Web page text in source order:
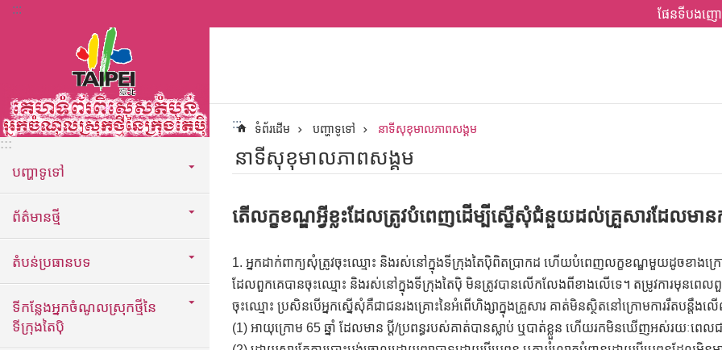
ទៅកាន់មាតិកាប្លុកមាតិកាសំខាន់
::: ផែនទីបងញោ
:::
បញ្ហាទូទៅ
ព័ត៌មានថ្មី
តំបន់ប្រធានបទ
ទីកន្លែងអ្នកចំណូលស្រុកថ្មីនៃ
ទីក្រុងតៃប៉ិ
::: ទំព័រដើម បញ្ហាទូទៅ នាទីសុខុមាលភាពសង្គម
នាទីសុខុមាលភាពសង្គម
តើលក្ខខណ្ឌអ្វីខ្លះដែលត្រូវបំពេញដើម្បីស្នើសុំជំនួយដល់គ្រួសារដែលម
1. អ្នកដាក់ពាក្យសុំត្រូវចុះឈ្មោះ និងរស់នៅក្នុងទីក្រុងតៃប៉ិពិតប្រាកដ ហើយបំពេញលក្ខខណ្ឌមួយដូចខាងក្
ដែលពួកគេបានចុះឈ្មោះ និងរស់នៅក្នុងទីក្រុងតៃប៉ិ មិនត្រូវបានលើកលែងពីខាងលើទេ។ តម្រូវការមុនពេ
ចុះឈ្មោះ ប្រសិនបើអ្នកស្នើសុំគឺជាជនរងគ្រោះនៃអំពើហិង្សាក្នុងគ្រួសារ គាត់មិនស្ថិតនៅក្រោមការរឹតបន្តឹងល
(1) អាយុក្រោម 65 ឆ្នាំ ដែលមាន ប្តី/ប្រពន្ធរបស់គាត់បានស្លាប់ ឬបាត់ខ្លួន ហើយរកមិនឃើញអស់រយៈពេ